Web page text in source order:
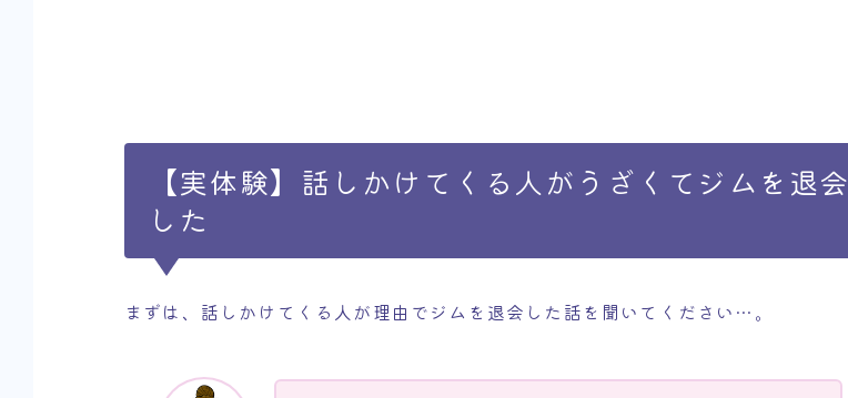
【実体験】話しかけてくる人がうざくてジムを退会
した
まずは、話しかけてくる人が理由でジムを退会した話を聞いてください…。